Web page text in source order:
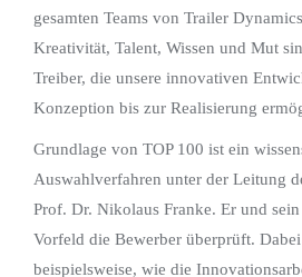
gesamten Teams von Trailer
Kreativität, Talent, Wissen und Mut
Treiber, die unsere innovativen
Konzeption bis zur Realisierung
Grundlage von TOP 100 ist ein
Auswahlverfahren unter der Leitung
Prof. Dr. Nikolaus Franke. Er und
Vorfeld die Bewerber überprüft.
beispielsweise, wie die